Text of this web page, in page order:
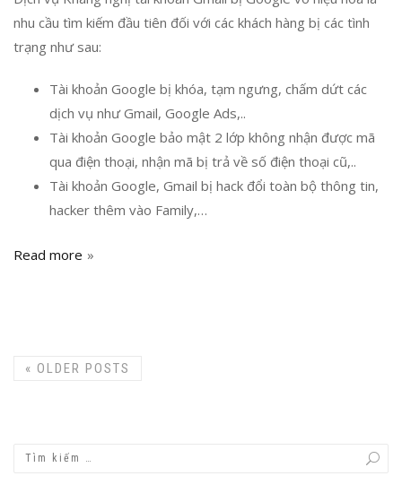
nhu cầu tìm kiếm đầu tiên đối với các khách hàng bị các tình
trạng như sau:
Tài khoản Google bị khóa, tạm ngưng, chấm dứt các
dịch vụ như Gmail, Google Ads,..
Tài khoản Google bảo mật 2 lớp không nhận được mã
qua điện thoại, nhận mã bị trả về số điện thoại cũ,..
Tài khoản Google, Gmail bị hack đổi toàn bộ thông tin,
hacker thêm vào Family,…
Read more
« OLDER POSTS